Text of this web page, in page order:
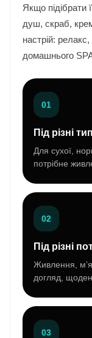
Якщо підібрати
душ, скраб,
настрій:
домашнього
01
Під різні
Для сухої,
потрібне
02
Під різні
Живлення,
догляд,
03